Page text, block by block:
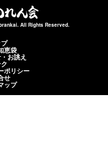
All Rights Reserved.
プ
恵袋
お誂え
ポリシー
せ
ップ